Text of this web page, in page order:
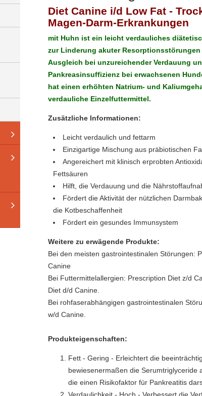
Diet Canine i/d Low Fat -
Magen-Darm-Erkrankungen
mit Huhn ist ein leicht verdauliches
zur Linderung akuter Resorptionsstörungen
Ausgleich bei unzureichender Verdauung
Pankreasinsuffizienz bei erwachsenen
hat einen erhöhten Natrium- und
verdauliche Einzelfuttermittel.
Zusätzliche Informationen:
Leicht verdaulich und fettarm
Einzigartige Mischung aus präbiotischen
Angereichert mit klinisch erprobten
Fettsäuren
Hilft, die Verdauung und die
Fördert die Aktivität der nützlichen
die Kotbeschaffenheit
Fördert ein gesundes Immunsystem
Weitere zu erwägende Produkte:
Bei den meisten gastrointestinalen Störungen:
Canine
Bei Futtermittelallergien: Prescription Diet z/d
Diet d/d Canine.
Bei rohfaserabhängigen gastrointestinalen
w/d Canine.
Produkteigenschaften:
Fett - Gering - Erleichtert die
bewiesenermaßen die Serumtriglyceride
die einen Risikofaktor für Pankreatitis